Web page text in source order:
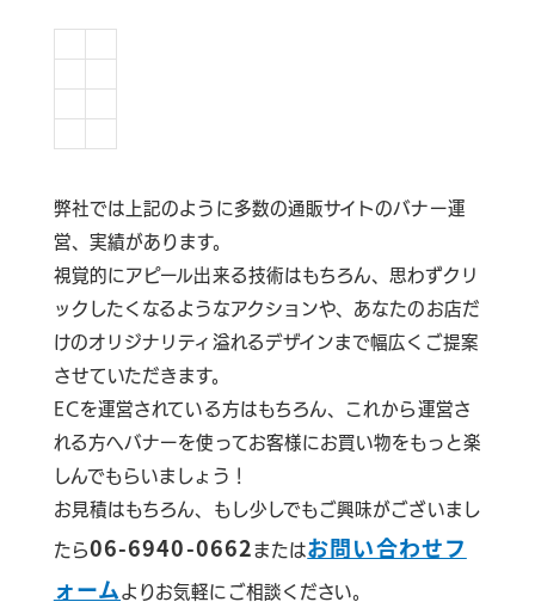
弊社では上記のように多数の通販サイトのバナー運
営、実績があります。
視覚的にアピール出来る技術はもちろん、思わずクリ
ックしたくなるようなアクションや、あなたのお店だ
けのオリジナリティ溢れるデザインまで幅広くご提案
させていただきます。
ECを運営されている方はもちろん、これから運営さ
れる方へバナーを使ってお客様にお買い物をもっと楽
しんでもらいましょう！
お見積はもちろん、もし少しでもご興味がございまし
たら06-6940-0662 またはお問い合わせフ
ォーム よりお気軽にご相談ください。